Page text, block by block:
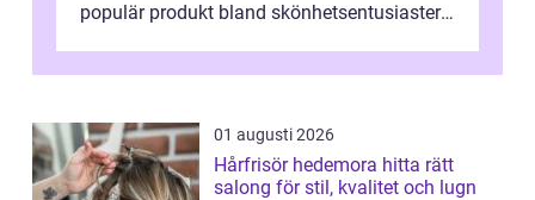
populär produkt bland skönhetsentusiaster
01 augusti 2026
Hårfrisör hedemora hitta rätt
salong för stil, kvalitet och lugn